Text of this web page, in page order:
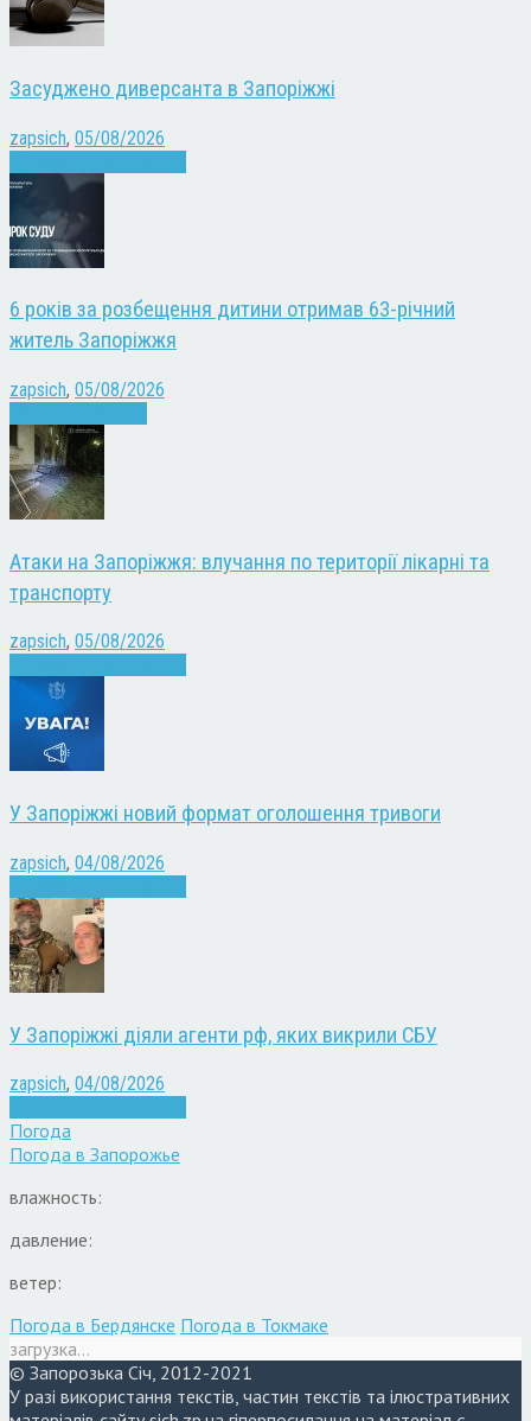
Засуджено диверсанта в Запоріжжі
zapsich, 05/08/2026
6 років за розбещення дитини отримав 63-річний
житель Запоріжжя
zapsich, 05/08/2026
Атаки на Запоріжжя: влучання по території лікарні та
транспорту
zapsich, 05/08/2026
У Запоріжжі новий формат оголошення тривоги
zapsich, 04/08/2026
У Запоріжжі діяли агенти рф, яких викрили СБУ
zapsich, 04/08/2026
Погода
Погода в Запорожье
влажность:
давление:
ветер:
Погода в Бердянске Погода в Токмаке
загрузка...
© Запорозька Січ, 2012-2021
У разі використання текстів, частин текстів та ілюстративних